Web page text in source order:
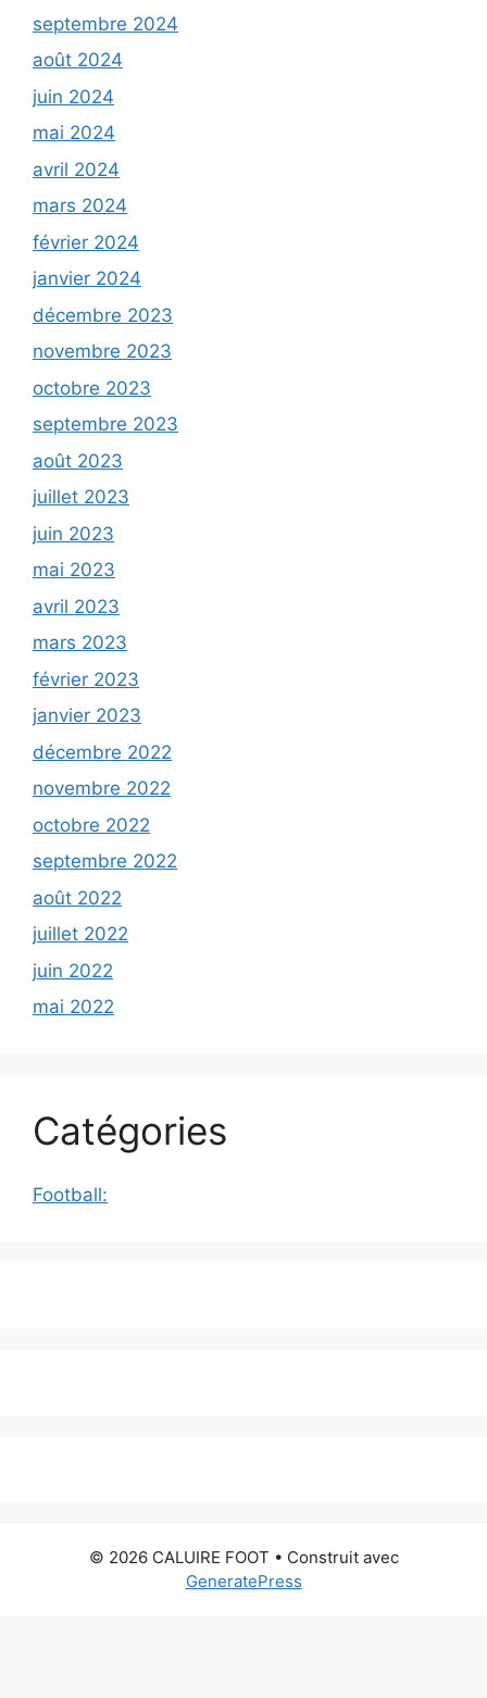
septembre 2024
août 2024
juin 2024
mai 2024
avril 2024
mars 2024
février 2024
janvier 2024
décembre 2023
novembre 2023
octobre 2023
septembre 2023
août 2023
juillet 2023
juin 2023
mai 2023
avril 2023
mars 2023
février 2023
janvier 2023
décembre 2022
novembre 2022
octobre 2022
septembre 2022
août 2022
juillet 2022
juin 2022
mai 2022
Catégories
Football:
© 2026 CALUIRE FOOT • Construit avec
GeneratePress